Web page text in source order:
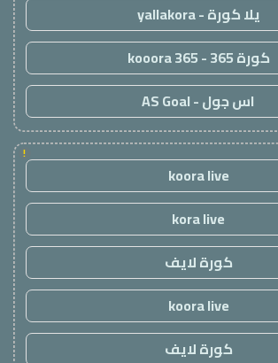
يلا كورة - yallakora
كورة 365 - kooora 365
اس جول - AS Goal
!
koora live
kora live
كورة لايف
koora live
كورة لايف